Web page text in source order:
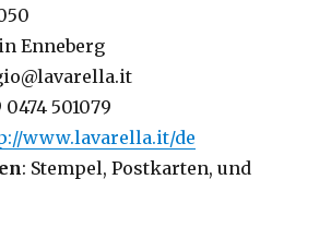
Enneberg
0474 501079
www.lavarella.it/de
: Stempel, Postkarten, und